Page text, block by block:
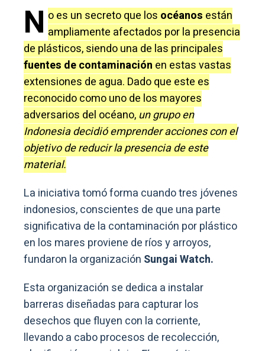
N o es un secreto que los océanos están
ampliamente afectados por la presencia
de plásticos, siendo una de las principales
fuentes de contaminación en estas vastas
extensiones de agua. Dado que este es
reconocido como uno de los mayores
adversarios del océano,un grupo en
Indonesia decidió emprender acciones con el
objetivo de reducir la presencia de este
material.
La iniciativa tomó forma cuando tres jóvenes
indonesios, conscientes de que una parte
significativa de la contaminación por plástico
en los mares proviene de ríos y arroyos,
fundaron la organización Sungai Watch.
Esta organización se dedica a instalar
barreras diseñadas para capturar los
desechos que fluyen con la corriente,
llevando a cabo procesos de recolección,